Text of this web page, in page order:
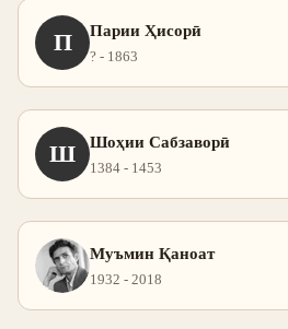
П Парии Ҳисорӣ
? - 1863
Ш Шоҳии Сабзаворӣ
1384 - 1453
Муъмин Қаноат
1932 - 2018